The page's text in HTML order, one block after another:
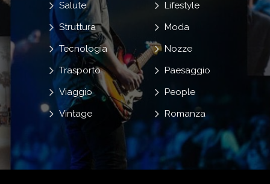
Lifestyle
Moda
Nozze
Paesaggio
People
Romanza
Salute
Struttura
Tecnologia
Trasporto
Viaggio
Vintage